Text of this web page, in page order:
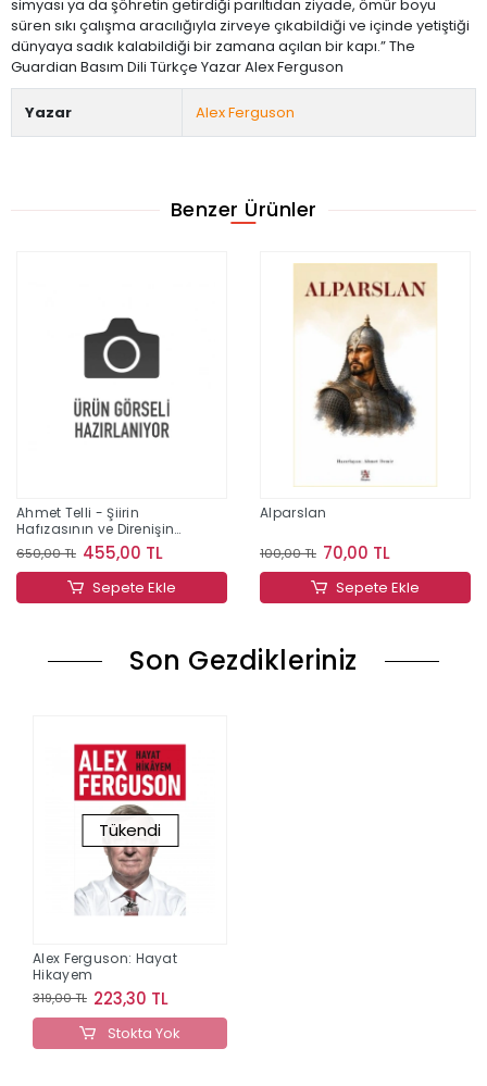
simyası ya da şöhretin getirdiği parıltıdan ziyade, ömür boyu
süren sıkı çalışma aracılığıyla zirveye çıkabildiği ve içinde yetiştiği
dünyaya sadık kalabildiği bir zamana açılan bir kapı.” The
Guardian Basım Dili Türkçe Yazar Alex Ferguson
Yazar Alex Ferguson
Benzer Ürünler
Ahmet Telli - Şiirin
Hafızasının ve Direnişin
İzinde Bir Yaşam
650,00 TL 455,00 TL
Sepete Ekle
Alparslan
100,00 TL 70,00 TL
Sepete Ekle
Son Gezdikleriniz
Tükendi
Alex Ferguson: Hayat
Hikayem
319,00 TL 223,30 TL
Stokta Yok